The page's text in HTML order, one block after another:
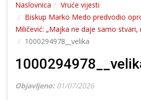
Naslovnica
Vruće vijesti
Biskup Marko Medo predvodio
Miličević: „Majka ne daje samo stvari,
1000294978__velika
Objavljeno: 01/07/2026